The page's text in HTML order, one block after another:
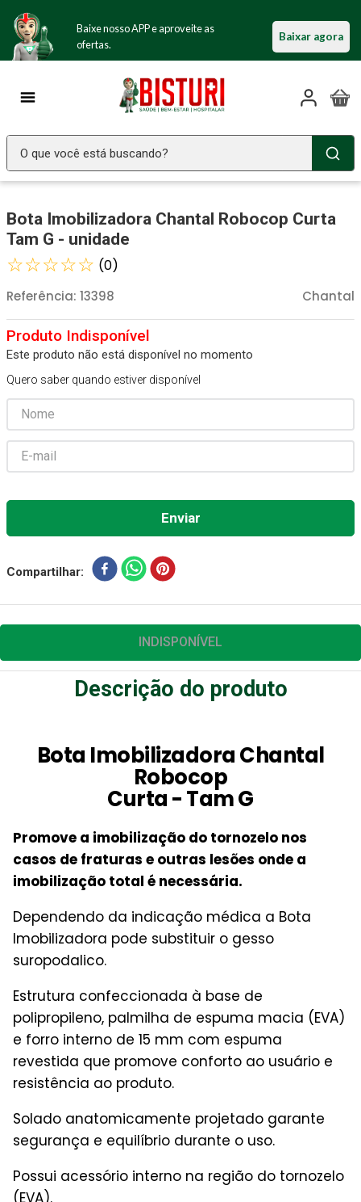
Baixe nosso APP e aproveite as
ofertas.
Baixar agora
O que você está buscando?
Bota Imobilizadora Chantal Robocop Curta
Tam G - unidade
☆☆☆☆☆ (0)
Chantal
Referência: 13398
Este produto não está disponível no momento
Quero saber quando estiver disponível
Compartilhar
INDISPONÍVEL
Descrição do produto
Bota Imobilizadora Chantal
Robocop
Curta - Tam G
Promove a imobilização do tornozelo nos
casos de fraturas e outras lesões onde a
imobilização total é necessária.
Dependendo da indicação médica a Bota
Imobilizadora pode substituir o gesso
suropodalico.
Estrutura confeccionada à base de
polipropileno, palmilha de espuma macia (EVA)
e forro interno de 15 mm com espuma
revestida que promove conforto ao usuário e
resistência ao produto.
Solado anatomicamente projetado garante
segurança e equilíbrio durante o uso.
Possui acessório interno na região do tornozelo
1º Seringa Insulina
2 Fralda Geriatrica
3 Luva Latex
4 º Estetoscopio Littmann
5º Aparelho Pressão
6º Littmann
7 º Absorvente Geriatrico
8º
9º Cadeira Banho
10º Gaze